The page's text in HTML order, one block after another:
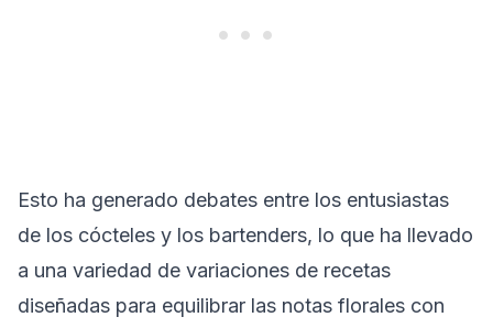
Esto ha generado debates entre los entusiastas
de los cócteles y los bartenders, lo que ha llevado
a una variedad de variaciones de recetas
diseñadas para equilibrar las notas florales con